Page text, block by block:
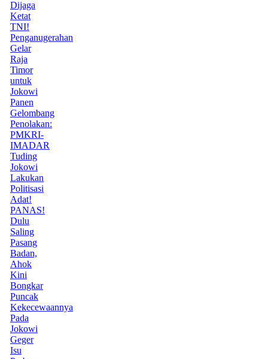
Dijaga
Ketat
TNI!
Penganugerahan
Gelar
Raja
Timor
untuk
Jokowi
Panen
Gelombang
Penolakan:
PMKRI-
IMADAR
Tuding
Jokowi
Lakukan
Politisasi
Adat!
PANAS!
Dulu
Saling
Pasang
Badan,
Ahok
Kini
Bongkar
Puncak
Kekecewaannya
Pada
Jokowi
Geger
Isu